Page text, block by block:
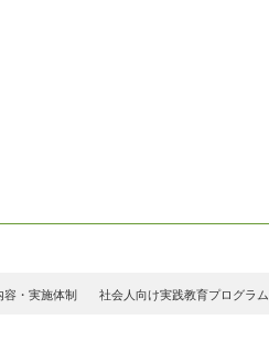
容・実施体制 社会人向け実践教育プログラム